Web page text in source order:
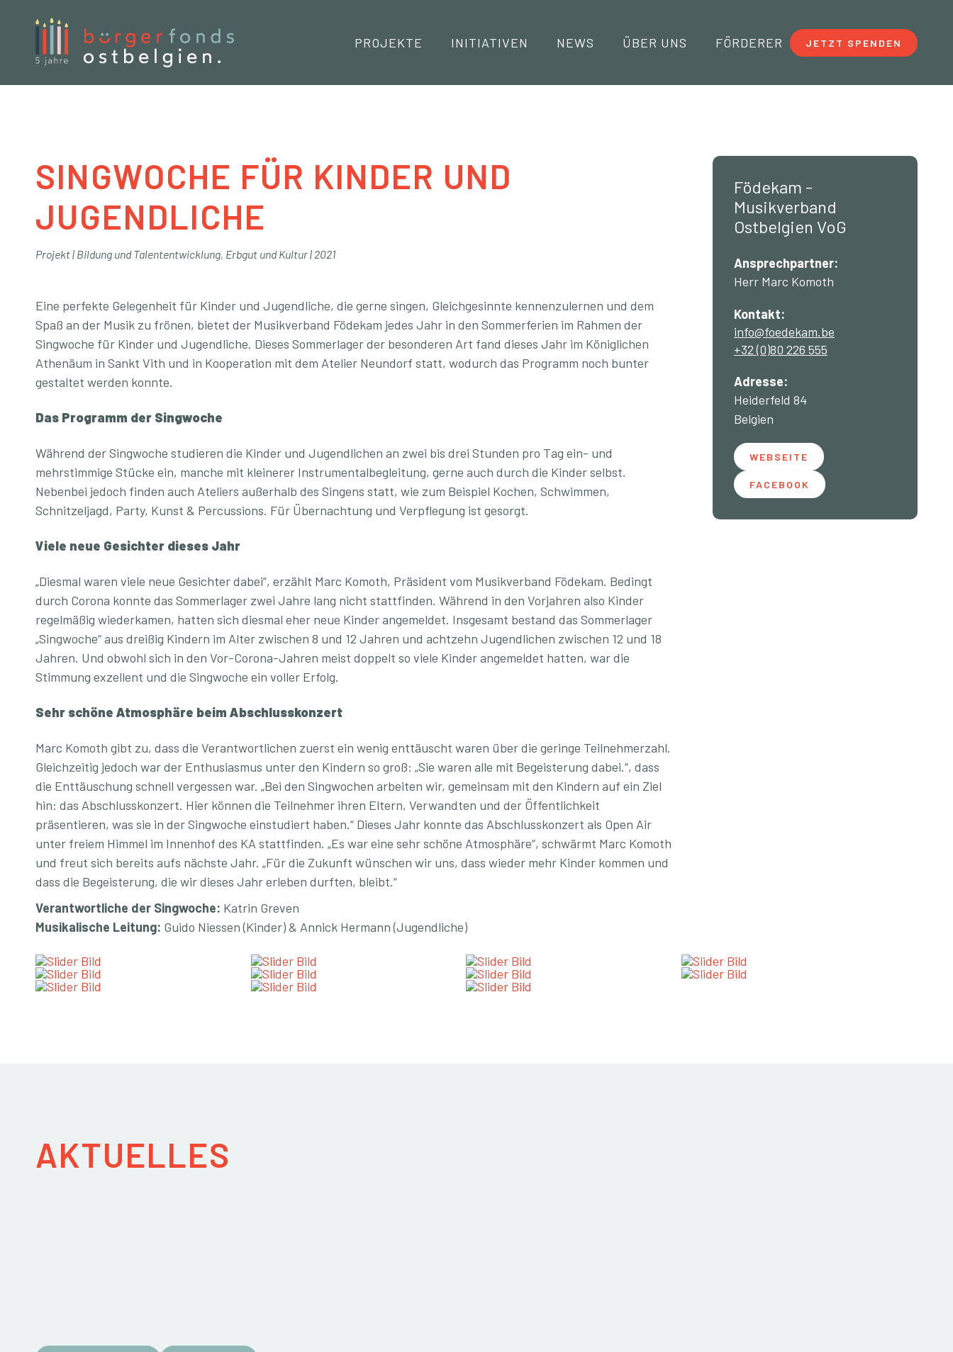
Buergerfond
Navigation
PROJEKTE INITIATIVEN NEWS ÜBER UNS FÖRDERER JETZT SPENDEN
SINGWOCHE FÜR KINDER UND
JUGENDLICHE
Projekt| Bildung und Talententwicklung, Erbgut und Kultur| 2021
Eine perfekte Gelegenheit für Kinder und Jugendliche, die gerne singen, Gleichgesinnte kennenzulernen und dem
Spaß an der Musik zu frönen, bietet der Musikverband Födekam jedes Jahr in den Sommerferien im Rahmen der
Singwoche für Kinder und Jugendliche. Dieses Sommerlager der besonderen Art fand dieses Jahr im Königlichen
Athenäum in Sankt Vith und in Kooperation mit dem Atelier Neundorf statt, wodurch das Programm noch bunter
gestaltet werden konnte.
Das Programm der Singwoche
Während der Singwoche studieren die Kinder und Jugendlichen an zwei bis drei Stunden pro Tag ein- und
mehrstimmige Stücke ein, manche mit kleinerer Instrumentalbegleitung, gerne auch durch die Kinder selbst.
Nebenbei jedoch finden auch Ateliers außerhalb des Singens statt, wie zum Beispiel Kochen, Schwimmen,
Schnitzeljagd, Party, Kunst & Percussions. Für Übernachtung und Verpflegung ist gesorgt.
Viele neue Gesichter dieses Jahr
„Diesmal waren viele neue Gesichter dabei“, erzählt Marc Komoth, Präsident vom Musikverband Födekam. Bedingt
durch Corona konnte das Sommerlager zwei Jahre lang nicht stattfinden. Während in den Vorjahren also Kinder
regelmäßig wiederkamen, hatten sich diesmal eher neue Kinder angemeldet. Insgesamt bestand das Sommerlager
„Singwoche“ aus dreißig Kindern im Alter zwischen 8 und 12 Jahren und achtzehn Jugendlichen zwischen 12 und 18
Jahren. Und obwohl sich in den Vor-Corona-Jahren meist doppelt so viele Kinder angemeldet hatten, war die
Stimmung exzellent und die Singwoche ein voller Erfolg.
Sehr schöne Atmosphäre beim Abschlusskonzert
Marc Komoth gibt zu, dass die Verantwortlichen zuerst ein wenig enttäuscht waren über die geringe Teilnehmerzahl.
Gleichzeitig jedoch war der Enthusiasmus unter den Kindern so groß: „Sie waren alle mit Begeisterung dabei.“, dass
die Enttäuschung schnell vergessen war. „Bei den Singwochen arbeiten wir, gemeinsam mit den Kindern auf ein Ziel
hin: das Abschlusskonzert. Hier können die Teilnehmer ihren Eltern, Verwandten und der Öffentlichkeit
präsentieren, was sie in der Singwoche einstudiert haben.“ Dieses Jahr konnte das Abschlusskonzert als Open Air
unter freiem Himmel im Innenhof des KA stattfinden. „Es war eine sehr schöne Atmosphäre“, schwärmt Marc Komoth
und freut sich bereits aufs nächste Jahr. „Für die Zukunft wünschen wir uns, dass wieder mehr Kinder kommen und
dass die Begeisterung, die wir dieses Jahr erleben durften, bleibt.“
Verantwortliche der Singwoche: Katrin Greven
Musikalische Leitung: Guido Niessen (Kinder) & Annick Hermann (Jugendliche)
Födekam -
Musikverband
Ostbelgien VoG
Ansprechpartner:
Herr Marc Komoth
Kontakt:
info@foedekam.be
+32 (0)80 226 555
Adresse:
Heiderfeld 84
Belgien
WEBSEITE
FACEBOOK
AKTUELLES